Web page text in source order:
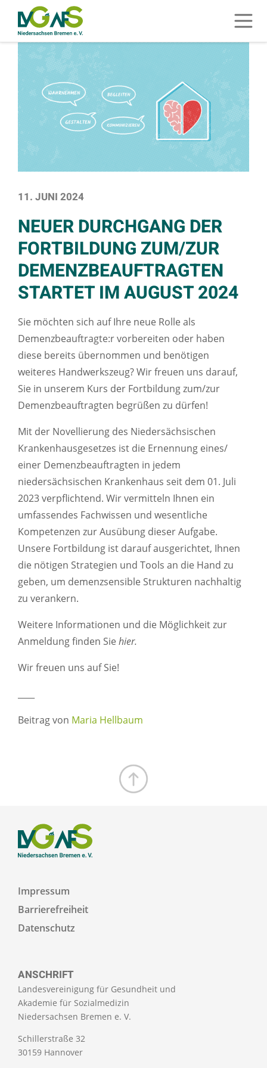
ZUM HAUPTINHALT SPRINGEN
ZUR SUCHE SPRINGEN
SIE BEFINDEN SICH HIER:
STARTSEITE MELDUNGEN NEUER DURCHGANG DER
11. JUNI 2024
NEUER DURCHGANG DER
FORTBILDUNG ZUM/ZUR
DEMENZBEAUFTRAGTEN
STARTET IM AUGUST 2024
Sie möchten sich auf Ihre neue Rolle als
Demenzbeauftragte:r vorbereiten oder haben
diese bereits übernommen und benötigen
weiteres Handwerkszeug? Wir freuen uns darauf,
Sie in unserem Kurs der Fortbildung zum/zur
Demenzbeauftragten begrüßen zu dürfen!
Mit der Novellierung des Niedersächsischen
Krankenhausgesetzes ist die Ernennung eines/
einer Demenzbeauftragten in jedem
niedersächsischen Krankenhaus seit dem 01. Juli
2023 verpflichtend. Wir vermitteln Ihnen ein
umfassendes Fachwissen und wesentliche
Kompetenzen zur Ausübung dieser Aufgabe.
Unsere Fortbildung ist darauf ausgerichtet, Ihnen
die nötigen Strategien und Tools an die Hand zu
geben, um demenzsensible Strukturen nachhaltig
zu verankern.
Weitere Informationen und die Möglichkeit zur
Anmeldung finden Sie hier.
Wir freuen uns auf Sie!
Beitrag von Maria Hellbaum
ANSCHRIFT
Landesvereinigung für Gesundheit und
Akademie für Sozialmedizin
Niedersachsen Bremen e. V.
Schillerstraße 32
30159 Hannover
Impressum
Barrierefreiheit
Datenschutz